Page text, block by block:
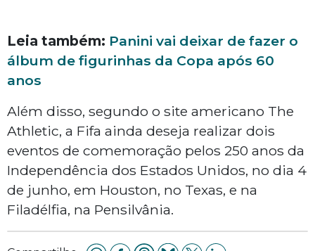
Leia também: Panini vai deixar de fazer o
álbum de figurinhas da Copa após 60
anos
Além disso, segundo o site americano The
Athletic, a Fifa ainda deseja realizar dois
eventos de comemoração pelos 250 anos da
Independência dos Estados Unidos, no dia 4
de junho, em Houston, no Texas, e na
Filadélfia, na Pensilvânia.